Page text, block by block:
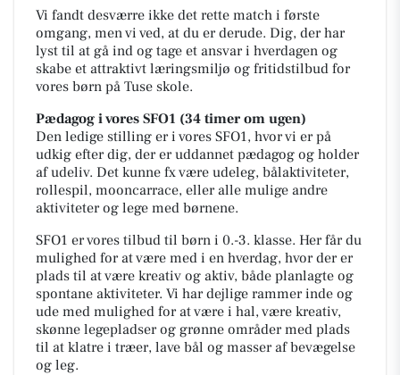
Vi fandt desværre ikke det rette match i første
omgang, men vi ved, at du er derude. Dig, der har
lyst til at gå ind og tage et ansvar i hverdagen og
skabe et attraktivt læringsmiljø og fritidstilbud for
vores børn på Tuse skole.
Pædagog i vores SFO1 (34 timer om ugen)
Den ledige stilling er i vores SFO1, hvor vi er på
udkig efter dig, der er uddannet pædagog og holder
af udeliv. Det kunne fx være udeleg, bålaktiviteter,
rollespil, mooncarrace, eller alle mulige andre
aktiviteter og lege med børnene.
SFO1 er vores tilbud til børn i 0.-3. klasse. Her får du
mulighed for at være med i en hverdag, hvor der er
plads til at være kreativ og aktiv, både planlagte og
spontane aktiviteter. Vi har dejlige rammer inde og
ude med mulighed for at være i hal, være kreativ,
skønne legepladser og grønne områder med plads
til at klatre i træer, lave bål og masser af bevægelse
og leg.